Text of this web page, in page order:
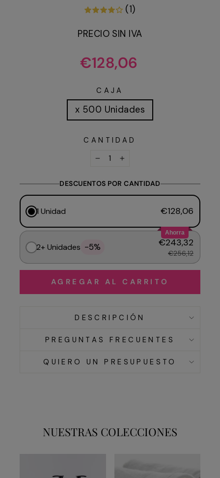
(1)
PRECIO SIN IVA
Precio
habitual
€128,06
CAJA
x 500 Unidades
CANTIDAD
DESCUENTOS POR CANTIDAD
1 Unidad €128,06
Ahorra
2+ Unidades -5% €243,32
€256,12
AGREGAR AL CARRITO
DESCRIPCIÓN
PREGUNTAS FRECUENTES
QUIERO UN PRESUPUESTO
NUESTRAS COLECCIONES